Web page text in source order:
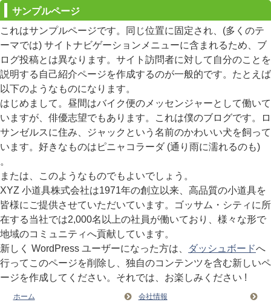
サンプルページ
これはサンプルページです。同じ位置に固定され、(多くのテ
ーマでは) サイトナビゲーションメニューに含まれるため、ブ
ログ投稿とは異なります。サイト訪問者に対して自分のことを
説明する自己紹介ページを作成するのが一般的です。たとえば
以下のようなものになります。
はじめまして。昼間はバイク便のメッセンジャーとして働いて
いますが、俳優志望でもあります。これは僕のブログです。ロ
サンゼルスに住み、ジャックという名前のかわいい犬を飼って
います。好きなものはピニャコラーダ (通り雨に濡れるのも)
。
または、このようなものでもよいでしょう。
XYZ 小道具株式会社は1971年の創立以来、高品質の小道具を
皆様にご提供させていただいています。ゴッサム・シティに所
在する当社では2,000名以上の社員が働いており、様々な形で
地域のコミュニティへ貢献しています。
新しく WordPress ユーザーになった方は、
ダッシュボードへ
行ってこのページを削除し、独自のコンテンツを含む新しいペ
ージを作成してください。それでは、お楽しみください !
ホーム 会社情報